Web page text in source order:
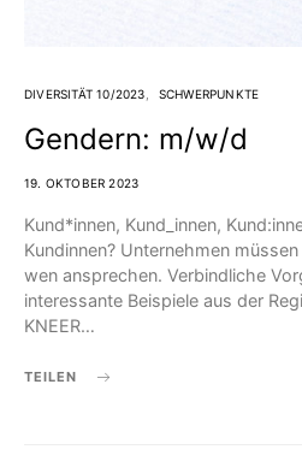
DIVERSITÄT 10/2023 SCHWERPUNKTE
Gendern: m/w/d
19. OKTOBER 2023
Kund*innen, Kund_innen,
Kundinnen? Unternehmen
wen ansprechen. Verbindliche
interessante Beispiele aus der
KNEER…
TEILEN